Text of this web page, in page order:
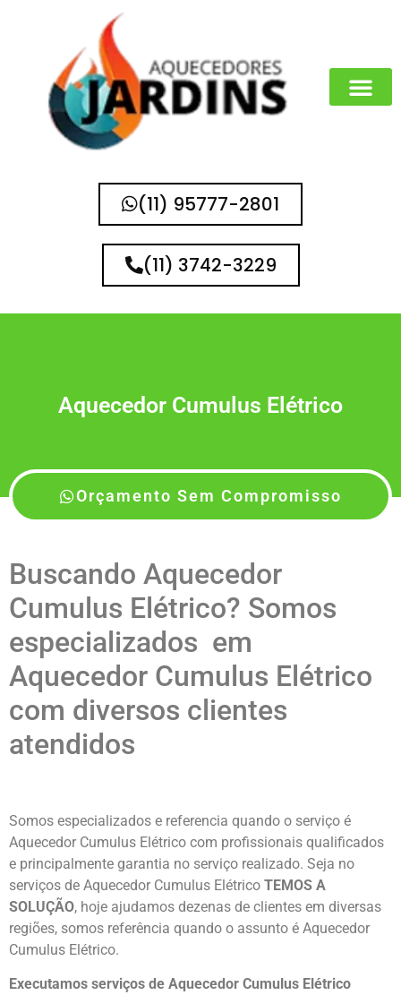
(11) 95777-2801
(11) 3742-3229
Aquecedor Cumulus Elétrico
Orçamento Sem Compromisso
Buscando Aquecedor
Cumulus Elétrico? Somos
especializados em
Aquecedor Cumulus Elétrico
com diversos clientes
atendidos
Somos especializados e referencia quando o serviço é
Aquecedor Cumulus Elétrico com profissionais qualificados
e principalmente garantia no serviço realizado. Seja no
serviços de Aquecedor Cumulus Elétrico TEMOS A
SOLUÇÃO, hoje ajudamos dezenas de clientes em diversas
regiões, somos referência quando o assunto é Aquecedor
Cumulus Elétrico.
Executamos serviços de Aquecedor Cumulus Elétrico